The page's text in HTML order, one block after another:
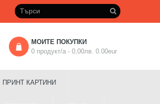
МОИТЕ ПОКУПКИ
0 продукт/а - 0,00лв. 0.00eur
ПРИНТ КАРТИНИ